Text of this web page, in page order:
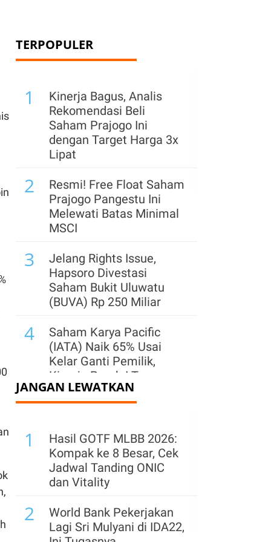
TERPOPULER
1
Kinerja Bagus, Analis
Rekomendasi Beli
Saham Prajogo Ini
dengan Target Harga 3x
Lipat
2
Resmi! Free Float Saham
Prajogo Pangestu Ini
Melewati Batas Minimal
MSCI
3
Jelang Rights Issue,
Hapsoro Divestasi
Saham Bukit Uluwatu
(BUVA) Rp 250 Miliar
4
Saham Karya Pacific
(IATA) Naik 65% Usai
Kelar Ganti Pemilik,
Kinerja Paruh I Turun
5
IHSG Berpeluang Uji
Rekomendasi Saham
PTRO, BNBR, GTSI, dan
BACH
Asing Borong Saham
Tambang Saat IHSG
Menguat Kemarin, Cek
yang Banyak Dikoleksi
JANGAN LEWATKAN
1
Hasil GOTF MLBB 2026:
Kompak ke 8 Besar, Cek
Jadwal Tanding ONIC
dan Vitality
2
World Bank Pekerjakan
Lagi Sri Mulyani di IDA22,